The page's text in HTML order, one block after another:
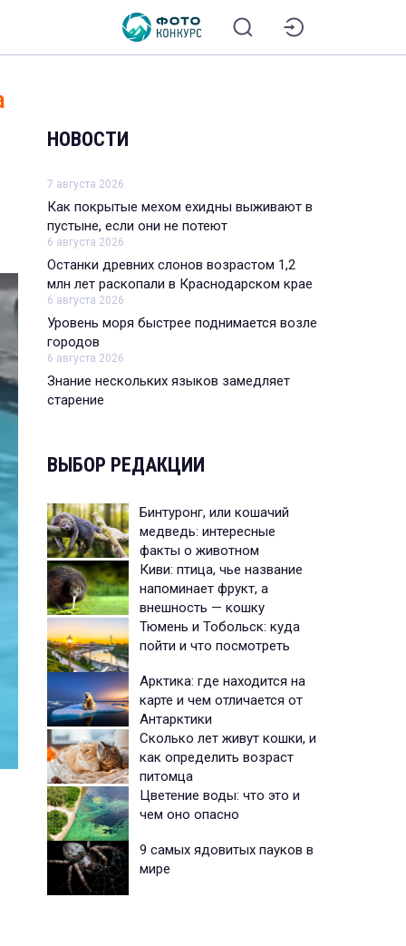
НОВОСТИ
7 августа 2026
Как покрытые мехом ехидны выживают в
пустыне, если они не потеют
6 августа 2026
Останки древних слонов возрастом 1,2
млн лет раскопали в Краснодарском крае
6 августа 2026
Уровень моря быстрее поднимается возле
городов
6 августа 2026
Знание нескольких языков замедляет
старение
ВЫБОР РЕДАКЦИИ
Бинтуронг, или кошачий
медведь: интересные
факты о животном
Киви: птица, чье название
напоминает фрукт, а
внешность — кошку
Тюмень и Тобольск: куда
пойти и что посмотреть
Арктика: где находится на
карте и чем отличается от
Антарктики
Сколько лет живут кошки, и
как определить возраст
питомца
Цветение воды: что это и
чем оно опасно
9 самых ядовитых пауков в
мире